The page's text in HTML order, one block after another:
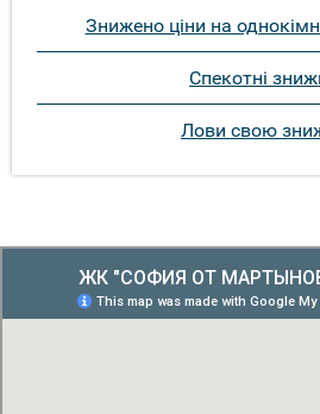
Знижено ціни на
Спекотні
Лови свою